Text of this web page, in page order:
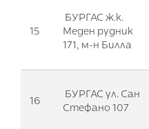
15
БУРГАС ж.к.
Меден рудник
171, м-н Билла
16
БУРГАС ул. Сан
Стефано 107